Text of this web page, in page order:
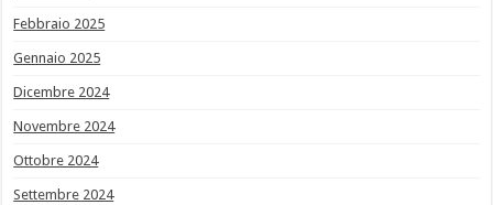
Febbraio 2025
Gennaio 2025
Dicembre 2024
Novembre 2024
Ottobre 2024
Settembre 2024